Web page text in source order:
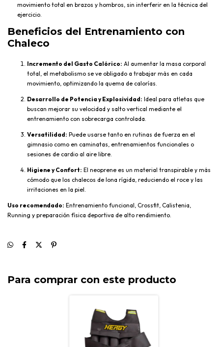
movimiento total en brazos y hombros, sin interferir en la técnica del
ejercicio.
Beneficios del Entrenamiento con
Chaleco
Incremento del Gasto Calórico: Al aumentar la masa corporal
total, el metabolismo se ve obligado a trabajar más en cada
movimiento, optimizando la quema de calorías.
Desarrollo de Potencia y Explosividad: Ideal para atletas que
buscan mejorar su velocidad y salto vertical mediante el
entrenamiento con sobrecarga controlada.
Versatilidad: Puede usarse tanto en rutinas de fuerza en el
gimnasio como en caminatas, entrenamientos funcionales o
sesiones de cardio al aire libre.
Higiene y Confort: El neoprene es un material transpirable y más
cómodo que los chalecos de lona rígida, reduciendo el roce y las
irritaciones en la piel.
Uso recomendado: Entrenamiento funcional, Crossfit, Calistenia,
Running y preparación física deportiva de alto rendimiento.
Para comprar con este producto